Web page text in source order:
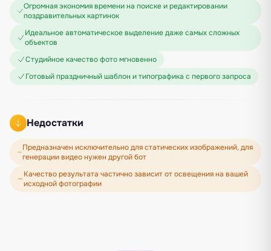
Огромная экономия времени на поиске и редактировании
поздравительных картинок
Идеальное автоматическое выделение даже самых сложных
объектов
Студийное качество фото мгновенно
Готовый праздничный шаблон и типографика с первого запроса
Недостатки
Предназначен исключительно для статических изображений, для
генерации видео нужен другой бот
Качество результата частично зависит от освещения на вашей
исходной фотографии